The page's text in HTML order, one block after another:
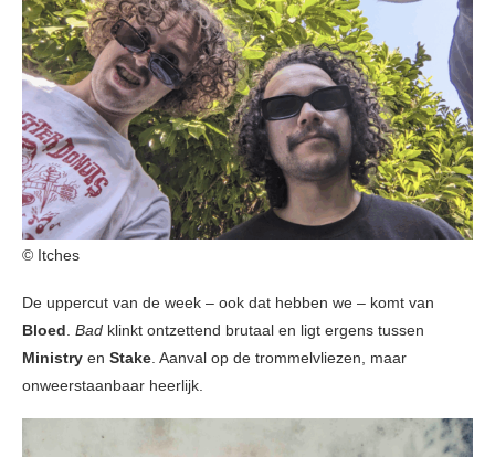
© Itches
De uppercut van de week – ook dat hebben we – komt van
Bloed Bad klinkt ontzettend brutaal en ligt ergens tussen
Ministry en Stake . Aanval op de trommelvliezen, maar
onweerstaanbaar heerlijk.